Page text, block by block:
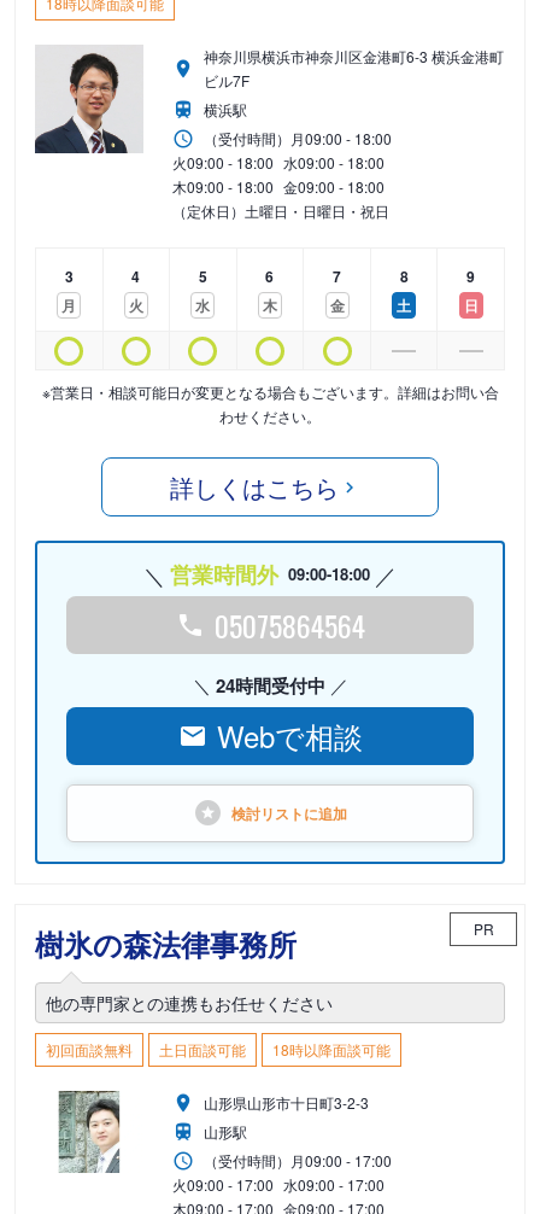
神奈川県横浜市神奈川区金港町6-3 横浜金港町
ビル7F
横浜駅
（受付時間） 月09:00 - 18:00
火09:00 - 18:00 水09:00 - 18:00
木09:00 - 18:00 金09:00 - 18:00
（定休日）土曜日・日曜日・祝日
3
月
4
火
5
水
6
木
7
金
8
土
9
日
※営業日・相談可能日が変更となる場合もございます。詳細はお問い合
わせください。
詳しくはこちら
営業時間外 09:00-18:00
05075864564
24時間受付中
Webで相談
検討リストに追加
樹氷の森法律事務所 PR
他の専門家との連携もお任せください
初回面談無料 土日面談可能 18時以降面談可能
山形県山形市十日町3-2-3
山形駅
（受付時間） 月09:00 - 17:00
火09:00 - 17:00 水09:00 - 17:00
木09:00 - 17:00 金09:00 - 17:00